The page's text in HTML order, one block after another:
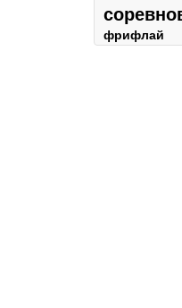
фрифлай